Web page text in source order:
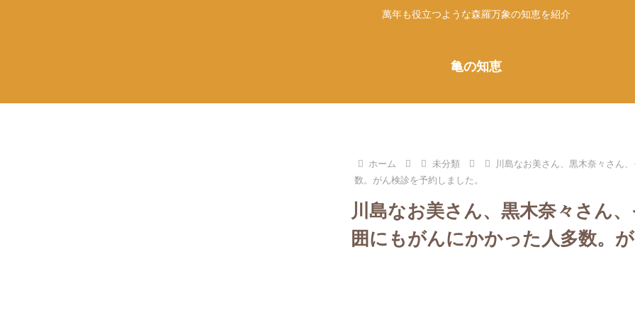
萬年も役立つような森羅万象の知恵を紹介
亀の知恵
ホーム 未分類
川島なお美さん、黒木奈々さん
数。がん検診を予約しました。
川島なお美さん、黒木奈々さん
囲にもがんにかかった人多数。